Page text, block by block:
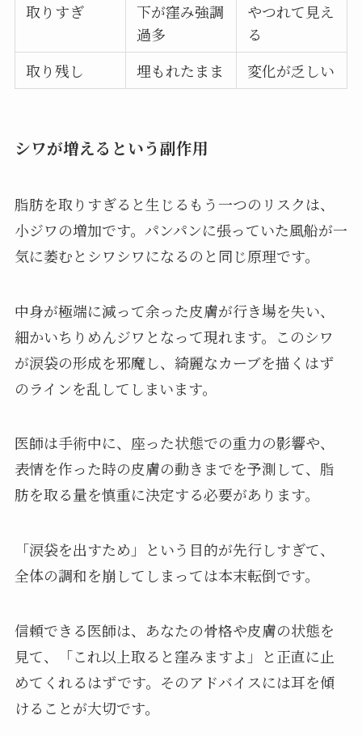
取りすぎ
下が窪み強調
過多
やつれて見え
る
取り残し
埋もれたまま 変化が乏しい
シワが増えるという副作用
脂肪を取りすぎると生じるもう一つのリスクは、
小ジワの増加です。パンパンに張っていた風船が一
気に萎むとシワシワになるのと同じ原理です。
中身が極端に減って余った皮膚が行き場を失い、
細かいちりめんジワとなって現れます。このシワ
が涙袋の形成を邪魔し、綺麗なカーブを描くはず
のラインを乱してしまいます。
医師は手術中に、座った状態での重力の影響や、
表情を作った時の皮膚の動きまでを予測して、脂
肪を取る量を慎重に決定する必要があります。
「涙袋を出すため」という目的が先行しすぎて、
全体の調和を崩してしまっては本末転倒です。
信頼できる医師は、あなたの骨格や皮膚の状態を
見て、「これ以上取ると窪みますよ」と正直に止
めてくれるはずです。そのアドバイスには耳を傾
けることが大切です。